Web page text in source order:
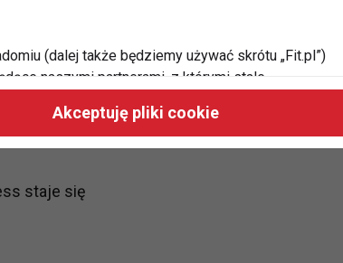
chcą mieć
„Ruch to
staje się
(dalej także będziemy używać skrótu „Fit.pl”)
naszymi partnerami, z którymi stale
do Twoich zainteresowań oraz do
Akceptuję pliki cookie